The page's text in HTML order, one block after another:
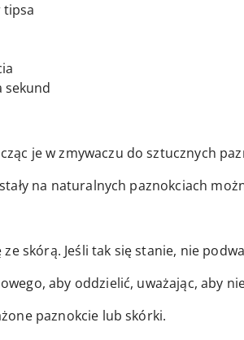
tipsa
sekund
je w zmywaczu do sztucznych
na naturalnych paznokciach
skórą. Jeśli tak się stanie, nie
aby oddzielić, uważając, aby
paznokcie lub skórki.